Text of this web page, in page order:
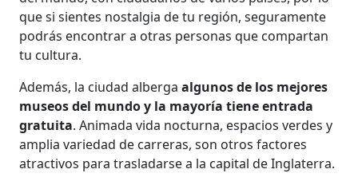
que si sientes nostalgia de tu región, seguramente
podrás encontrar a otras personas que compartan
tu cultura.
Además, la ciudad albergaalgunos de los mejores
museos del mundo y la mayoría tiene entrada
gratuita. Animada vida nocturna, espacios verdes y
amplia variedad de carreras, son otros factores
atractivos para trasladarse a la capital de Inglaterra.